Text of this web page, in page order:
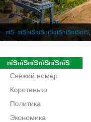
пїЅ. пїЅпїЅпїЅпїЅпїЅпїЅпїЅпїЅ
пїЅпїЅпїЅпїЅпїЅпїЅ
Свежий номер
Коротенько
Политика
Экономика